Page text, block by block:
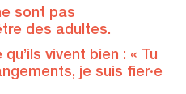
sont pas
des adultes.
vivent bien : « Tu
je suis fier·e